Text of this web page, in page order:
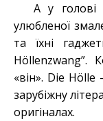
А у голові
улюбленої
та їхні
Höllenzwang”.
«він». Die
зарубіжну
оригіналах.